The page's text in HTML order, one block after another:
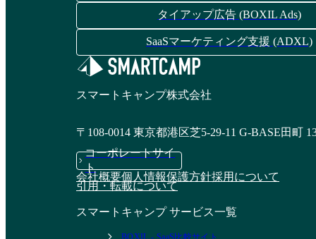
タイアップ広告 (BOXIL Ads)
SaaSマーケティング支援 (ADXL)
スマートキャンプ株式会社
〒108-0014 東京都港区芝5-29-11 G-BASE田町
コーポレートサイ
ト
会社概要個人情報保護方針採用について
引用・転載について
スマートキャンプ サービス一覧
BOXIL - SaaS比較サイト